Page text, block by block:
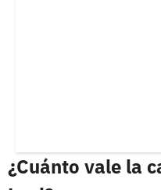
¿Cuánto vale la